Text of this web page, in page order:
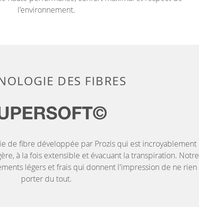
l'environnement.
DES FIBRES
de fibre développée par Prozis qui est incroyablement
à la fois extensible et évacuant la transpiration. Notre
légers et frais qui donnent l'impression de ne rien
porter du tout.